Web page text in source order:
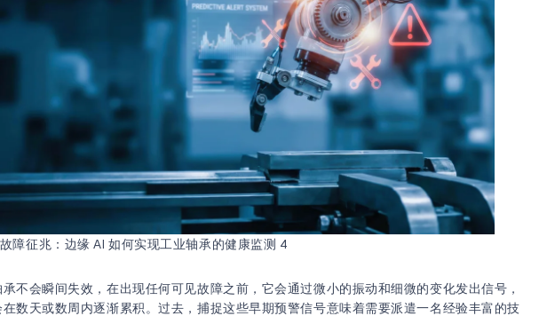
障征兆：边缘 AI 如何实现工业轴承的健康监测 4
不会瞬间失效，在出现任何可见故障之前，它会通过微小的振动和细微的变化发出信号，
数天或数周内逐渐累积。过去，捕捉这些早期预警信号意味着需要派遣一名经验丰富的技